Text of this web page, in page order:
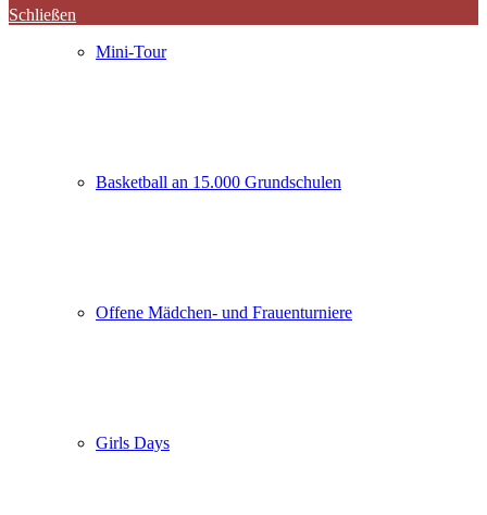
Mini-Tour
Basketball an 15.000 Grundschulen
Offene Mädchen- und Frauenturniere
Girls Days
Schließen